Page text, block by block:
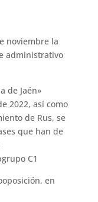
noviembre la
administrativo
de Jaén»
2022, así como
de Rus, se
que han de
C1
en